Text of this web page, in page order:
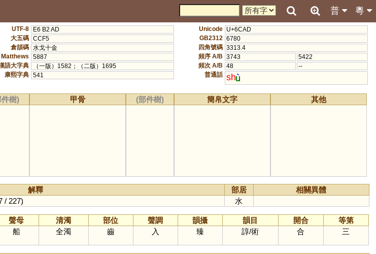
粵
普
UTF-8
E6 B2 AD
大五碼 CCF5
倉頡碼 水戈十金
Matthews
5887
語大字典
（一版）1582；（二版）1695
康熙字典 541
Unicode U+6CAD
GB2312 6780
四角號碼 3313.4
頻序 A/B 3743
5422
頻次 A/B 48
--
普通話 sh
件樹) 甲骨 (部件樹) 簡帛文字 其他
解釋 部居
相關異體
/ 227) 水
聲母 清濁 部位 聲調 韻攝 韻目 開合
等第
船
全濁 齒 入 臻 諄/術 合 三